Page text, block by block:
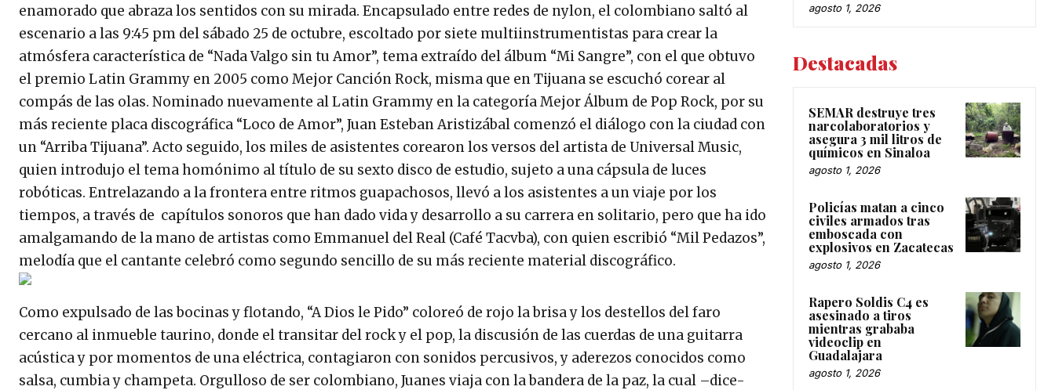
enamorado que abraza los sentidos con su mirada. Encapsulado entre redes de nylon, el colombiano saltó al
escenario a las 9:45 pm del sábado 25 de octubre, escoltado por siete multiinstrumentistas para crear la
atmósfera característica de “Nada Valgo sin tu Amor”, tema extraído del álbum “Mi Sangre”, con el que obtuvo
el premio Latin Grammy en 2005 como Mejor Canción Rock, misma que en Tijuana se escuchó corear al
compás de las olas. Nominado nuevamente al Latin Grammy en la categoría Mejor Álbum de Pop Rock, por su
más reciente placa discográfica “Loco de Amor”, Juan Esteban Aristizábal comenzó el diálogo con la ciudad con
un “Arriba Tijuana”. Acto seguido, los miles de asistentes corearon los versos del artista de Universal Music,
quien introdujo el tema homónimo al título de su sexto disco de estudio, sujeto a una cápsula de luces
robóticas. Entrelazando a la frontera entre ritmos guapachosos, llevó a los asistentes a un viaje por los
tiempos, a través de capítulos sonoros que han dado vida y desarrollo a su carrera en solitario, pero que ha ido
amalgamando de la mano de artistas como Emmanuel del Real (Café Tacvba), con quien escribió “Mil Pedazos”,
melodía que el cantante celebró como segundo sencillo de su más reciente material discográfico.
Como expulsado de las bocinas y flotando, “A Dios le Pido” coloreó de rojo la brisa y los destellos del faro
cercano al inmueble taurino, donde el transitar del rock y el pop, la discusión de las cuerdas de una guitarra
acústica y por momentos de una eléctrica, contagiaron con sonidos percusivos, y aderezos conocidos como
salsa, cumbia y champeta. Orgulloso de ser colombiano, Juanes viaja con la bandera de la paz, la cual –dice-
agosto 1, 2026
Destacadas
SEMAR destruye tres
narcolaboratorios y
asegura 3 mil litros de
químicos en Sinaloa
agosto 1, 2026
Policías matan a cinco
civiles armados tras
emboscada con
explosivos en Zacatecas
agosto 1, 2026
Rapero Soldis C4 es
asesinado a tiros
mientras grababa
videoclip en
Guadalajara
agosto 1, 2026